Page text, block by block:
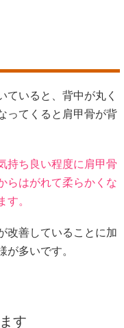
ていると、背中が丸く
ってくると肩甲骨が背
持ち良い程度に肩甲骨
らはがれて柔らかくな
す。
改善していることに加
が多いです。
す